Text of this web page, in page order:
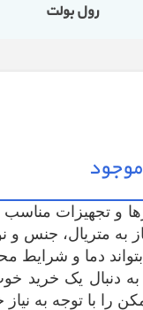
رول بولت
و تجهیزات
به متریال، جنس
دما و
به دنبال یک
با توجه به نیاز